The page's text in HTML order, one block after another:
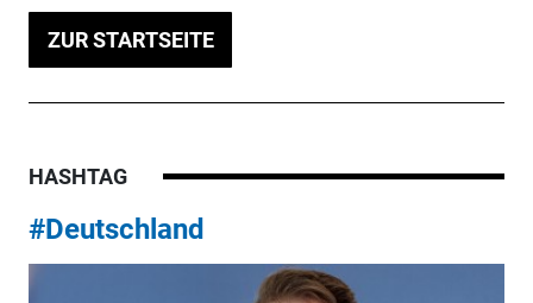
ZUR STARTSEITE
HASHTAG
#Deutschland